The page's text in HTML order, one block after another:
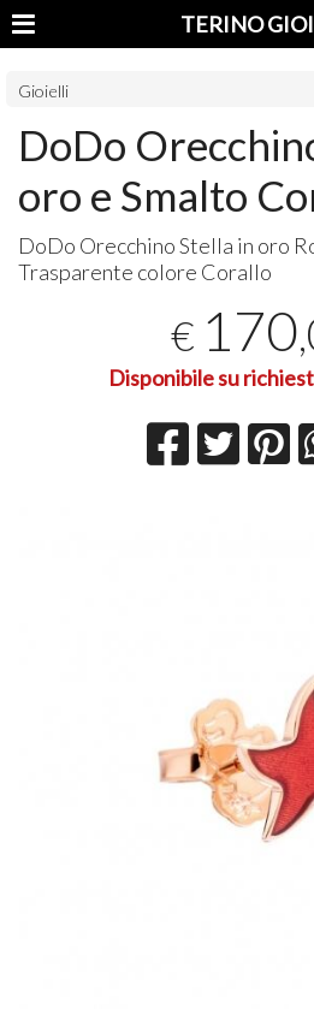
TERINO
Gioielli
DoDo
oro e Smalto
DoDo Orecchino Stella in oro
Trasparente colore Corallo
€ 170
Disponibile su